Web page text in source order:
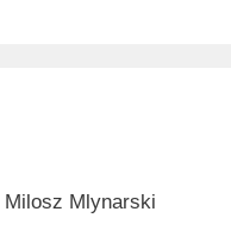
Mlynarski